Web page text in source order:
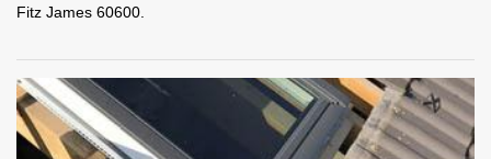
Fitz James 60600.